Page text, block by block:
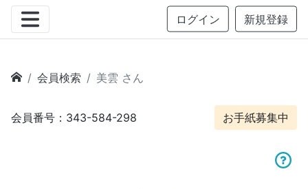
ログイン 新規登録
会員検索 美雲 さん
会員番号：343-584-298 お手紙募集中